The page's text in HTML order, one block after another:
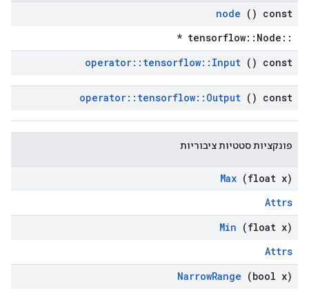
node () const
::tensorflow::Node *
operator:: tensorflow:: Input () const
operator:: tensorflow:: Output () const
פונקציות סטטיות ציבוריות
Max (float x)
Attrs
Min (float x)
Attrs
NarrowRange (bool x)